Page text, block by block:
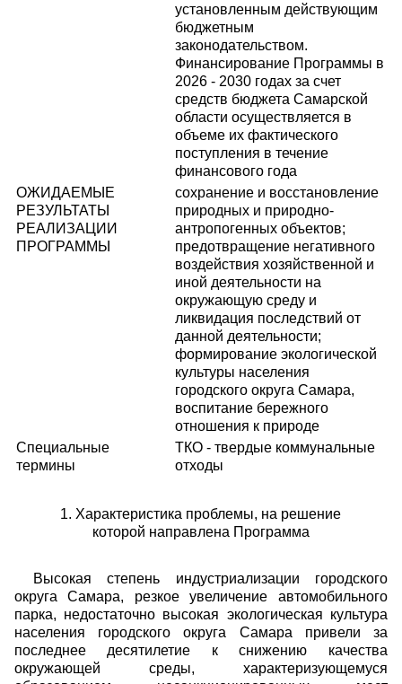
установленным действующим
бюджетным
законодательством.
Финансирование Программы в
2026 - 2030 годах за счет
средств бюджета Самарской
области осуществляется в
объеме их фактического
поступления в течение
финансового года
ОЖИДАЕМЫЕ
РЕЗУЛЬТАТЫ
РЕАЛИЗАЦИИ
ПРОГРАММЫ
сохранение и восстановление
природных и природно-
антропогенных объектов;
предотвращение негативного
воздействия хозяйственной и
иной деятельности на
окружающую среду и
ликвидация последствий от
данной деятельности;
формирование экологической
культуры населения
городского округа Самара,
воспитание бережного
отношения к природе
Специальные
термины
ТКО - твердые коммунальные
отходы
1. Характеристика проблемы, на решение
которой направлена Программа
Высокая степень индустриализации городского
округа Самара, резкое увеличение автомобильного
парка, недостаточно высокая экологическая культура
населения городского округа Самара привели за
последнее десятилетие к снижению качества
окружающей среды, характеризующемуся